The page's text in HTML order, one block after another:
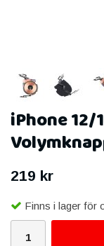
iPhone 12/
219 kr
Finns i lager för